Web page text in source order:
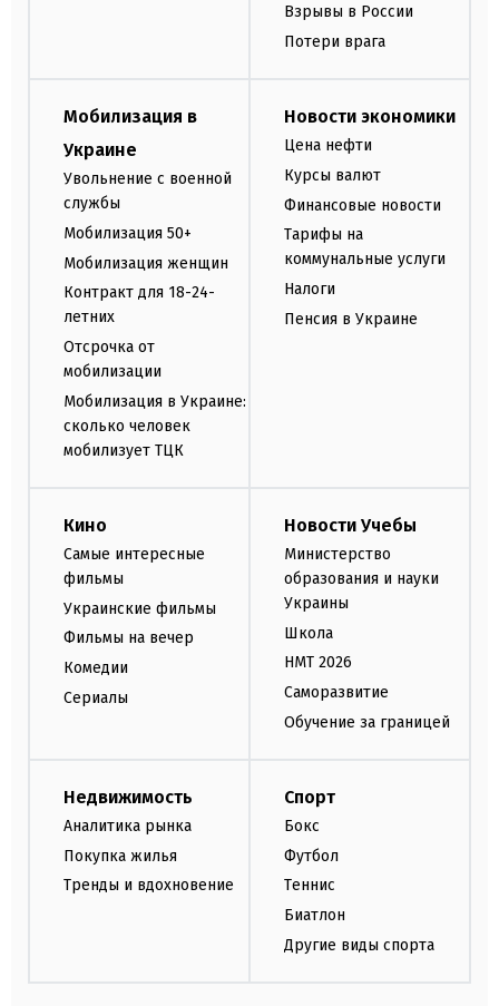
Взрывы в России
Потери врага
Мобилизация в
Украине
Увольнение с военной
службы
Мобилизация 50+
Мобилизация женщин
Контракт для 18-24-
летних
Отсрочка от
мобилизации
Мобилизация в Украине:
сколько человек
мобилизует ТЦК
Новости экономики
Цена нефти
Курсы валют
Финансовые новости
Тарифы на
коммунальные услуги
Налоги
Пенсия в Украине
Кино
Самые интересные
фильмы
Украинские фильмы
Фильмы на вечер
Комедии
Сериалы
Новости Учебы
Министерство
образования и науки
Украины
Школа
НМТ 2026
Саморазвитие
Обучение за границей
Недвижимость
Аналитика рынка
Покупка жилья
Тренды и вдохновение
Спорт
Бокс
Футбол
Теннис
Биатлон
Другие виды спорта